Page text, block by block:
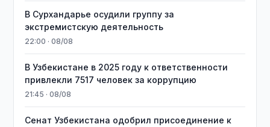
В Сурхандарье осудили группу за
экстремистскую деятельность
22:00 · 08/08
В Узбекистане в 2025 году к ответственности
привлекли 7517 человек за коррупцию
21:45 · 08/08
Сенат Узбекистана одобрил присоединение к